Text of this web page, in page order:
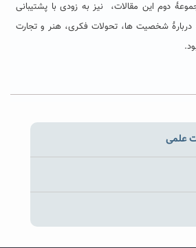
دوم این مقالات، نیز به زودی با پشتیبانی
شخصیت ها، تحولات فکری، هنر و تجارت
علمی